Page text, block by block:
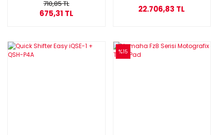
710,85 TL
675,31 TL 22.706,83 TL
%15